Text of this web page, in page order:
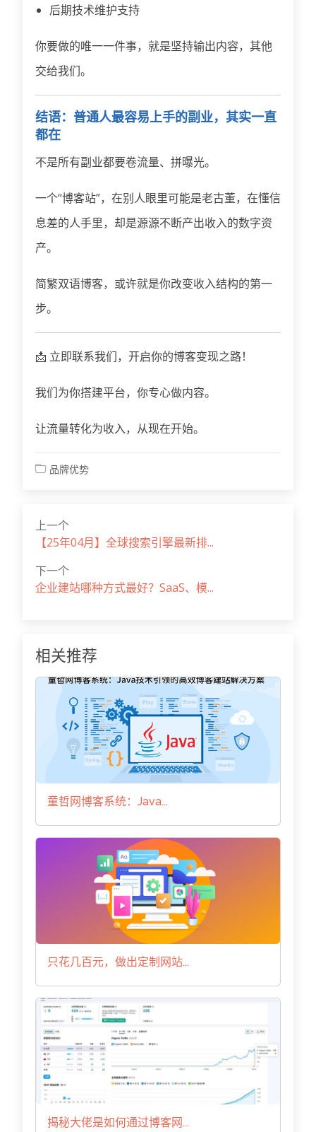
后期技术维护支持
你要做的唯一一件事，就是坚持输出内容，其他
交给我们。
结语：普通人最容易上手的副业，其实一直
都在
不是所有副业都要卷流量、拼曝光。
一个“博客站”，在别人眼里可能是老古董，在懂信
息差的人手里，却是源源不断产出收入的数字资
产。
简繁双语博客，或许就是你改变收入结构的第一
步。
📩 立即联系我们，开启你的博客变现之路！
我们为你搭建平台，你专心做内容。
让流量转化为收入，从现在开始。
品牌优势
上一个
【25年04月】全球搜索引擎最新排...
下一个
企业建站哪种方式最好？SaaS、模...
相关推荐
童哲网博客系统：Java...
只花几百元，做出定制网站...
揭秘大佬是如何通过博客网...